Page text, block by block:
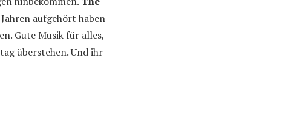
aufgehört haben
Gute Musik für alles,
überstehen. Und ihr